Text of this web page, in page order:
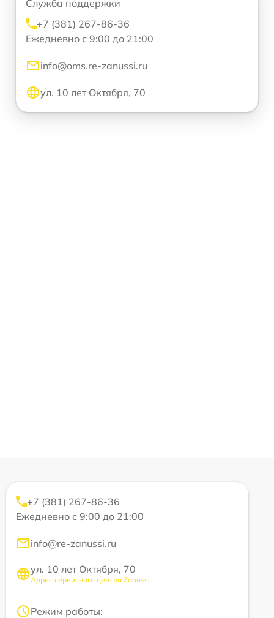
Служба поддержки
+7 (381) 267-86-36
Ежедневно с 9:00 до 21:00
info@oms.re-zanussi.ru
ул. 10 лет Октября, 70
+7 (381) 267-86-36
Ежедневно с 9:00 до 21:00
info@re-zanussi.ru
ул. 10 лет Октября, 70
Адрес сервисного центра Zanussi
Режим работы: